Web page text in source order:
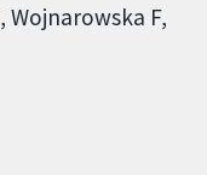
Wojnarowska F